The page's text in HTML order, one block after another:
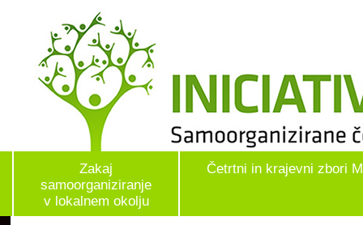
Zakaj
samoorganiziranje
v lokalnem okolju
Četrtni in krajevni zbori